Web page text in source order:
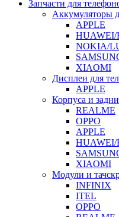
Запчасти для
Аккумуляторы
APPLE
HUAWEI/
NOKIA/
XIAOMI
Дисплеи для
APPLE
Корпуса и
REALME
OPPO
APPLE
HUAWEI/
XIAOMI
Модули и
INFINIX
ITEL
OPPO